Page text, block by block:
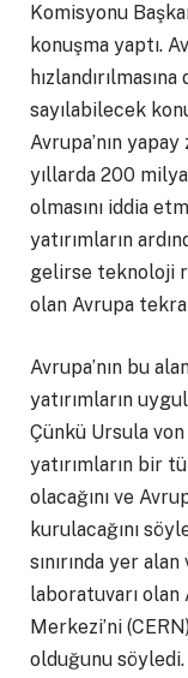
Komisyonu
konuşma yaptı.
sayılabilecek
Avrupa’nın
yıllarda 200
olmasını iddia
yatırımların
gelirse teknoloji
olan Avrupa
Avrupa’nın bu
yatırımların
Çünkü Ursula
yatırımların bir
olacağını ve
kurulacağını
sınırında yer
laboratuvarı
Merkezi’ni
olduğunu